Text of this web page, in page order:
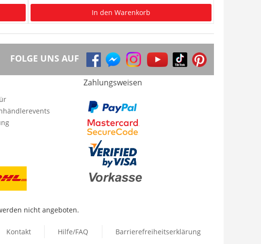
In den Warenkorb
FOLGE UNS AUF
Zahlungsweisen
nicht angeboten.
Kontakt Hilfe/FAQ Barrierefreiheitserklärung